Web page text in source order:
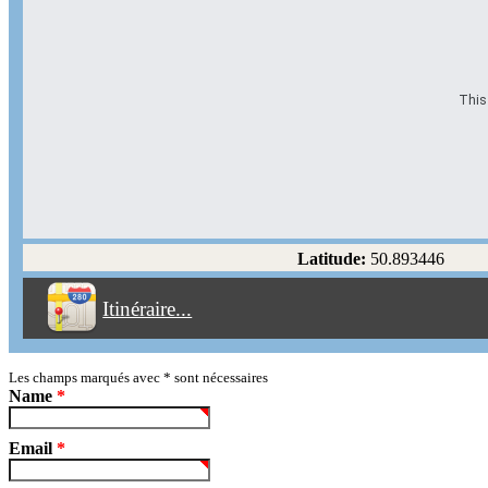
This
Latitude: 50.893446
Itinéraire...
Éviter les autoroutes
Éviter les péages
Partir! Reset
Les champs marqués avec * sont nécessaires
Name *
Email *